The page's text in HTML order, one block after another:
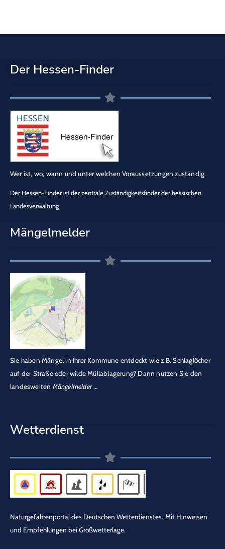
Der Hessen-Finder
Wer ist, wo, wann und unter welchen Voraussetzungen zuständig.
Der Hessen-Finder ist der zentrale Zuständigkeitsfinder der hessischen
Landesverwaltung
Mängelmelder
Sie haben Mängel in Ihrer Kommune entdeckt wie z.B. Schlaglöcher
auf der Straße oder wilde Müllablagerung? Dann nutzen Sie den
landesweiten Mängelmelder…
Wetterdienst
Naturgefahrenportal des Deutschen Wetterdienstes. Mit Hinweisen
und Empfehlungen bei Großwetterlage.